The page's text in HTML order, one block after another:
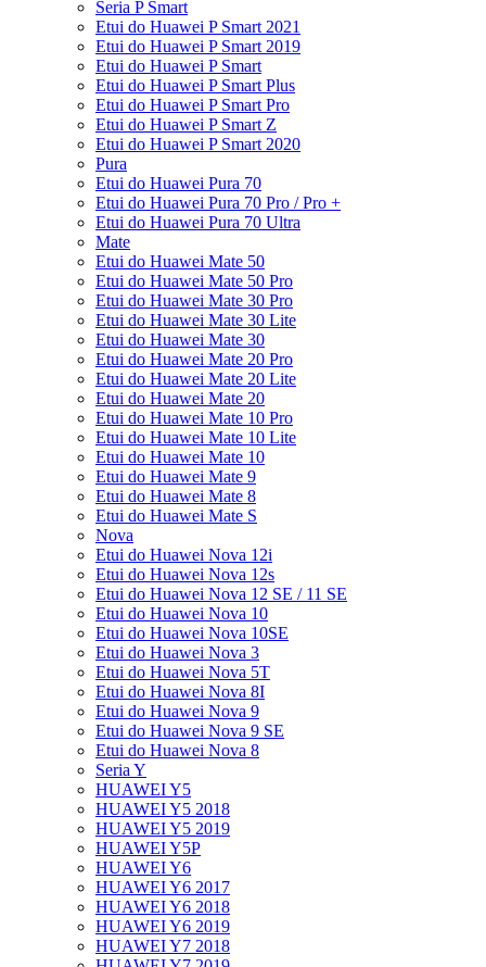
Seria P Smart
Etui do Huawei P Smart 2021
Etui do Huawei P Smart 2019
Etui do Huawei P Smart
Etui do Huawei P Smart Plus
Etui do Huawei P Smart Pro
Etui do Huawei P Smart Z
Etui do Huawei P Smart 2020
Pura
Etui do Huawei Pura 70
Etui do Huawei Pura 70 Pro / Pro +
Etui do Huawei Pura 70 Ultra
Mate
Etui do Huawei Mate 50
Etui do Huawei Mate 50 Pro
Etui do Huawei Mate 30 Pro
Etui do Huawei Mate 30 Lite
Etui do Huawei Mate 30
Etui do Huawei Mate 20 Pro
Etui do Huawei Mate 20 Lite
Etui do Huawei Mate 20
Etui do Huawei Mate 10 Pro
Etui do Huawei Mate 10 Lite
Etui do Huawei Mate 10
Etui do Huawei Mate 9
Etui do Huawei Mate 8
Etui do Huawei Mate S
Nova
Etui do Huawei Nova 12i
Etui do Huawei Nova 12s
Etui do Huawei Nova 12 SE / 11 SE
Etui do Huawei Nova 10
Etui do Huawei Nova 10SE
Etui do Huawei Nova 3
Etui do Huawei Nova 5T
Etui do Huawei Nova 8I
Etui do Huawei Nova 9
Etui do Huawei Nova 9 SE
Etui do Huawei Nova 8
Seria Y
HUAWEI Y5
HUAWEI Y5 2018
HUAWEI Y5 2019
HUAWEI Y5P
HUAWEI Y6
HUAWEI Y6 2017
HUAWEI Y6 2018
HUAWEI Y6 2019
HUAWEI Y7 2018